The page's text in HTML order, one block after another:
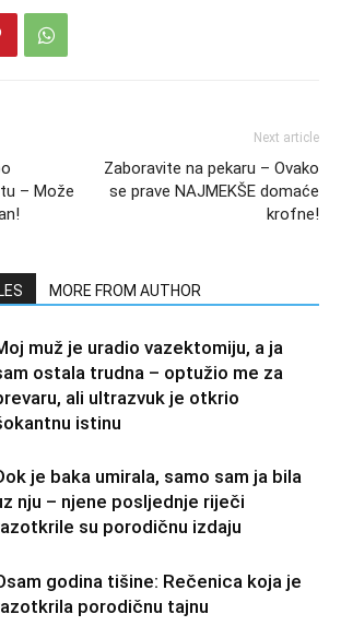
– Može
Next article
Zaboravite na pekaru – Ovako
se prave NAJMEKŠE domaće
krofne!
MORE FROM AUTHOR
muž je uradio vazektomiju, a ja
ostala trudna – optužio me za
ali ultrazvuk je otkrio
istinu
je baka umirala, samo sam ja bila
nju – njene posljednje riječi
su porodičnu izdaju
godina tišine: Rečenica koja je
porodičnu tajnu